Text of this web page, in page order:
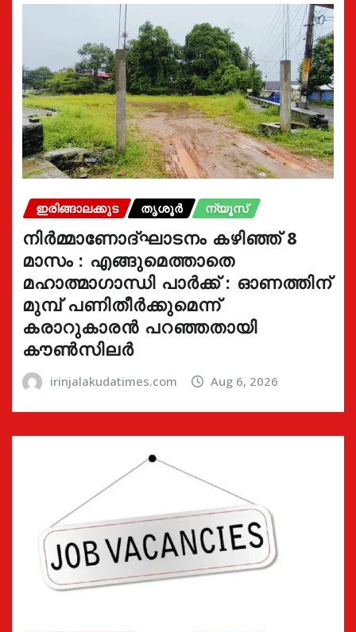
ഇരിങ്ങാലക്കുട തൃശൂർ ന്യൂസ്
നിർമ്മാണോദ്ഘാടനം കഴിഞ്ഞ് 8
മാസം : എങ്ങുമെത്താതെ
മഹാത്മാഗാന്ധി പാർക്ക് : ഓണത്തിന്
മുമ്പ് പണിതീർക്കുമെന്ന്
കരാറുകാരൻ പറഞ്ഞതായി
കൗൺസിലർ
irinjalakudatimes.com Aug 6, 2026